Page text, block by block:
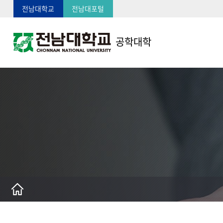
전남대학교 전남대포털
공학대학